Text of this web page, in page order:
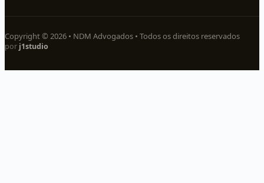
Copyright © 2026 • NDM Advogados • Todos os direitos reservados
por j1studio